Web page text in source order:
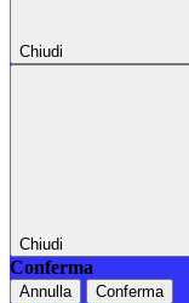
Chiudi
Chiudi
Conferma
Annulla Conferma